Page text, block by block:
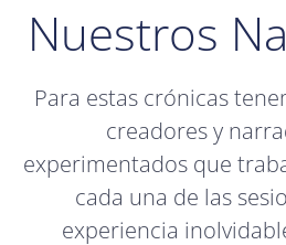
Nuestros
Para estas crónicas
creadores y
experimentados que
cada una de las
experiencia